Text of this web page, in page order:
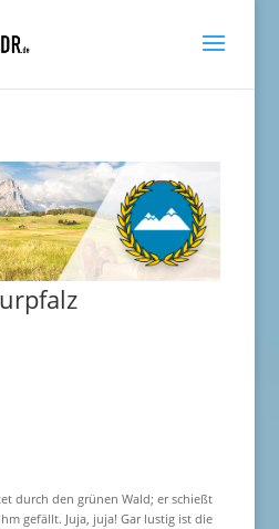
durch den grünen Wald; er schießt
gefällt. Juja, juja! Gar lustig ist die